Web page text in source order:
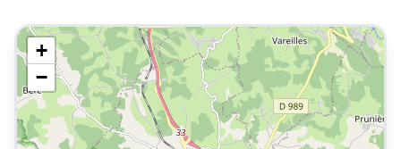
+
−